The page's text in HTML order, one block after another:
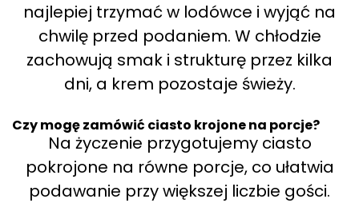
najlepiej trzymać w lodówce i wyjąć na
chwilę przed podaniem. W chłodzie
zachowują smak i strukturę przez kilka
dni, a krem pozostaje świeży.
Czy mogę zamówić ciasto krojone na porcje?
Na życzenie przygotujemy ciasto
pokrojone na równe porcje, co ułatwia
podawanie przy większej liczbie gości.